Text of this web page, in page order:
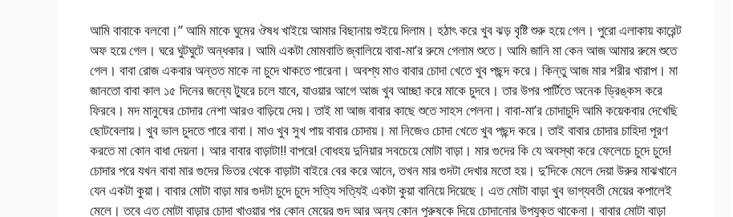
আমি বাবাকে বলবো।” আমি মাকে ঘুমের ঔষধ খাইয়ে আমার বিছানায় শুইয়ে দিলাম। হঠাৎ করে খুব ঝড় বৃষ্টি শুরু হয়ে গেল। পুরো এলাকায় কারেন্ট
অফ হয়ে গেল। ঘরে ঘুটঘুটে অন্ধকার। আমি একটা মোমবাতি জ্বালিয়ে বাবা-মা’র রুমে গেলাম শুতে। আমি জানি মা কেন আজ আমার রুমে শুতে
গেল। বাবা রোজ একবার অন্তত মাকে না চুদে থাকতে পারেনা। অবশ্য মাও বাবার চোদা খেতে খুব পছন্দ করে। কিন্তু আজ মার শরীর খারাপ। মা
জানতো বাবা কাল ১৫ দিনের জন্যে ট্যুরে চলে যাবে, যাওয়ার আগে আজ খুব আচ্ছা করে মাকে চুদবে। তার উপর পার্টিতে অনেক ড্রিঙ্কস করে
ফিরবে। মদ মানুষের চোদার নেশা আরও বাড়িয়ে দেয়। তাই মা আজ বাবার কাছে শুতে সাহস পেলনা। বাবা-মা’র চোদাচুদি আমি কয়েকবার দেখেছি
ছোটবেলায়। খুব ভাল চুদতে পারে বাবা। মাও খুব সুখ পায় বাবার চোদায়। মা নিজেও চোদা খেতে খুব পছন্দ করে। তাই বাবার চোদার চাহিদা পূরণ
করতে মা কোন বাধা দেয়না। আর বাবার বাড়াটা!! বাপরে! বোধহয় দুনিয়ার সবচেয়ে মোটা বাড়া। মার গুদের কি যে অবস্থা করে ফেলেচে চুদে চুদে!
চোদার পরে যখন বাবা মার গুদের ভিতর থেকে বাড়াটা বাইরে বের করে আনে, তখন মার গুদটা দেখার মতো হয়। দু’দিকে মেলে দেয়া উরুর মাঝখানে
যেন একটা কুয়া। বাবার মোটা বাড়া মার গুদটা চুদে চুদে সত্যি সত্যিই একটা কুয়া বানিয়ে দিয়েছে। এত মোটা বাড়া খুব ভাগ্যবতী মেয়ের কপালেই
মেলে। তবে এত মোটা বাড়ার চোদা খাওয়ার পর কোন মেয়ের গুদ আর অন্য কোন পুরুষকে দিয়ে চোদানোর উপযুক্ত থাকেনা। বাবার মোটা বাড়া